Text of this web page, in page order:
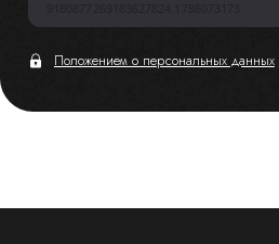
Положением о персональных данных